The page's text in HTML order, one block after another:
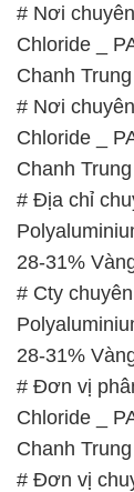
# Nơi
Chloride _
Chanh
# Nơi
Chloride _
Chanh
# Địa chỉ
28-31%
# Cty
28-31%
# Đơn vị
Chloride _
Chanh
# Đơn vị